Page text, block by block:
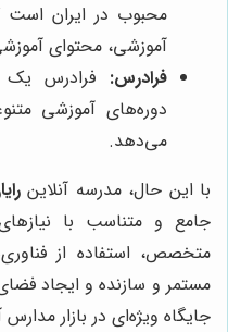
محبوب در ایران است
آموزشی، محتوای
فرادرس: فرادرس یک
دوره‌های آموزشی
می‌دهد.
با این حال، مدرسه آنلاین
جامع و متناسب با
متخصص، استفاده از
مستمر و سازنده و ایجاد
جایگاه ویژه‌ای در بازار